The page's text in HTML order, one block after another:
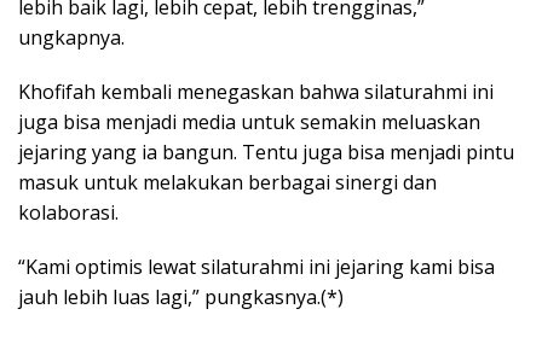
lebih baik lagi, lebih cepat, lebih trengginas,”
ungkapnya.
Khofifah kembali menegaskan bahwa silaturahmi ini
juga bisa menjadi media untuk semakin meluaskan
jejaring yang ia bangun. Tentu juga bisa menjadi pintu
masuk untuk melakukan berbagai sinergi dan
kolaborasi.
“Kami optimis lewat silaturahmi ini jejaring kami bisa
jauh lebih luas lagi,” pungkasnya.(*)